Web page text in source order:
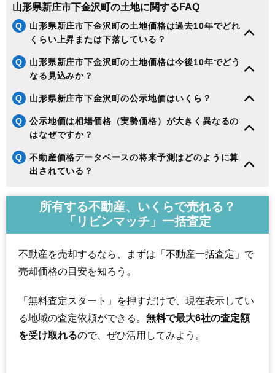
山形県新庄市下金沢町の土地に関するFAQ
Q
山形県新庄市下金沢町の土地価格は過去10年でどれ
くらい上昇または下落している？
Q
山形県新庄市下金沢町の土地価格は今後10年でどう
なる見込みか？
Q 山形県新庄市下金沢町の公示地価はいくら？
Q
公示地価は相場価格（実勢価格）が大きく異なるの
はなぜですか？
Q
不動産価格データベースの将来予測はどのように算
出されている？
所有する不動産、いくらで売れる？
「リビンマッチ」一括査定
不動産を売却するなら、まずは「不動産一括査定」で
売却価格の目安を知ろう。
「無料査定スタート」を押すだけで、現在表示してい
る地域の査定依頼ができる。 無料で最大6社の査定額
を受け取れるので、ぜひ活用してみよう。